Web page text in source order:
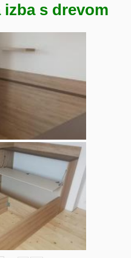
izba s drevom